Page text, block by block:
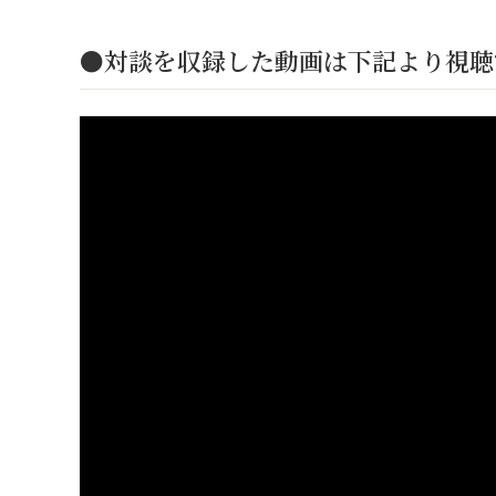
●対談を収録した動画は下記より視聴